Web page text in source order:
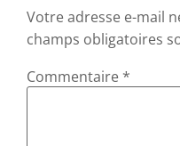
Votre adresse e-mail
champs obligatoires
Commentaire *